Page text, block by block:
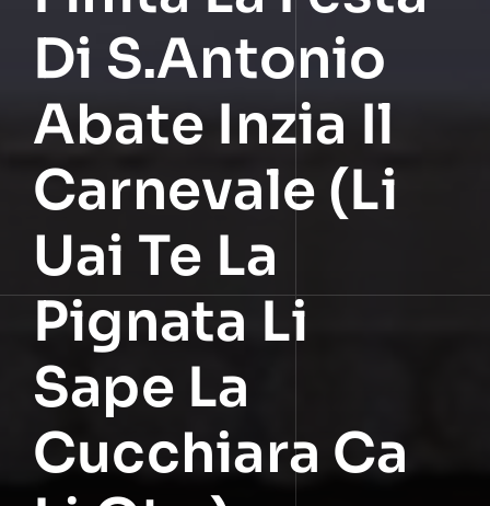
Di S.Antonio
Abate Inzia Il
Carnevale (li
Uai Te La
Pignata Li
Sape La
Cucchiara Ca